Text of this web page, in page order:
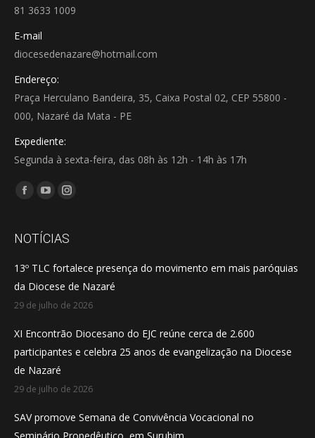
81 3633 1009
E-mail
diocesedenazare@hotmail.com
Endereço:
Praça Herculano Bandeira, 35, Caixa Postal 02, CEP 55800 -
000, Nazaré da Mata - PE
Expediente:
Segunda à sexta-feira, das 08h às 12h - 14h às 17h
Encontre-nos em:
Facebook
opens
new
window
YouTube
opens
new
window
Instagram
opens
new
window
NOTÍCIAS
13º TLC fortalece presença do movimento em mais paróquias
da Diocese de Nazaré
29 de julho de 2026
XI Encontrão Diocesano do EJC reúne cerca de 2.600
participantes e celebra 25 anos de evangelização na Diocese
de Nazaré
29 de julho de 2026
SAV promove Semana de Convivência Vocacional no